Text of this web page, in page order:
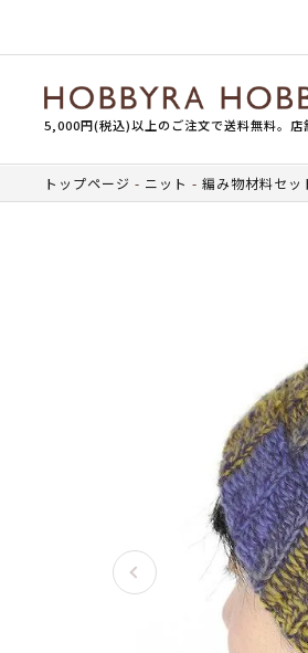
5,000円(税込)以上のご注文で送料無料。店
トップページ ニット 編み物材料セッ